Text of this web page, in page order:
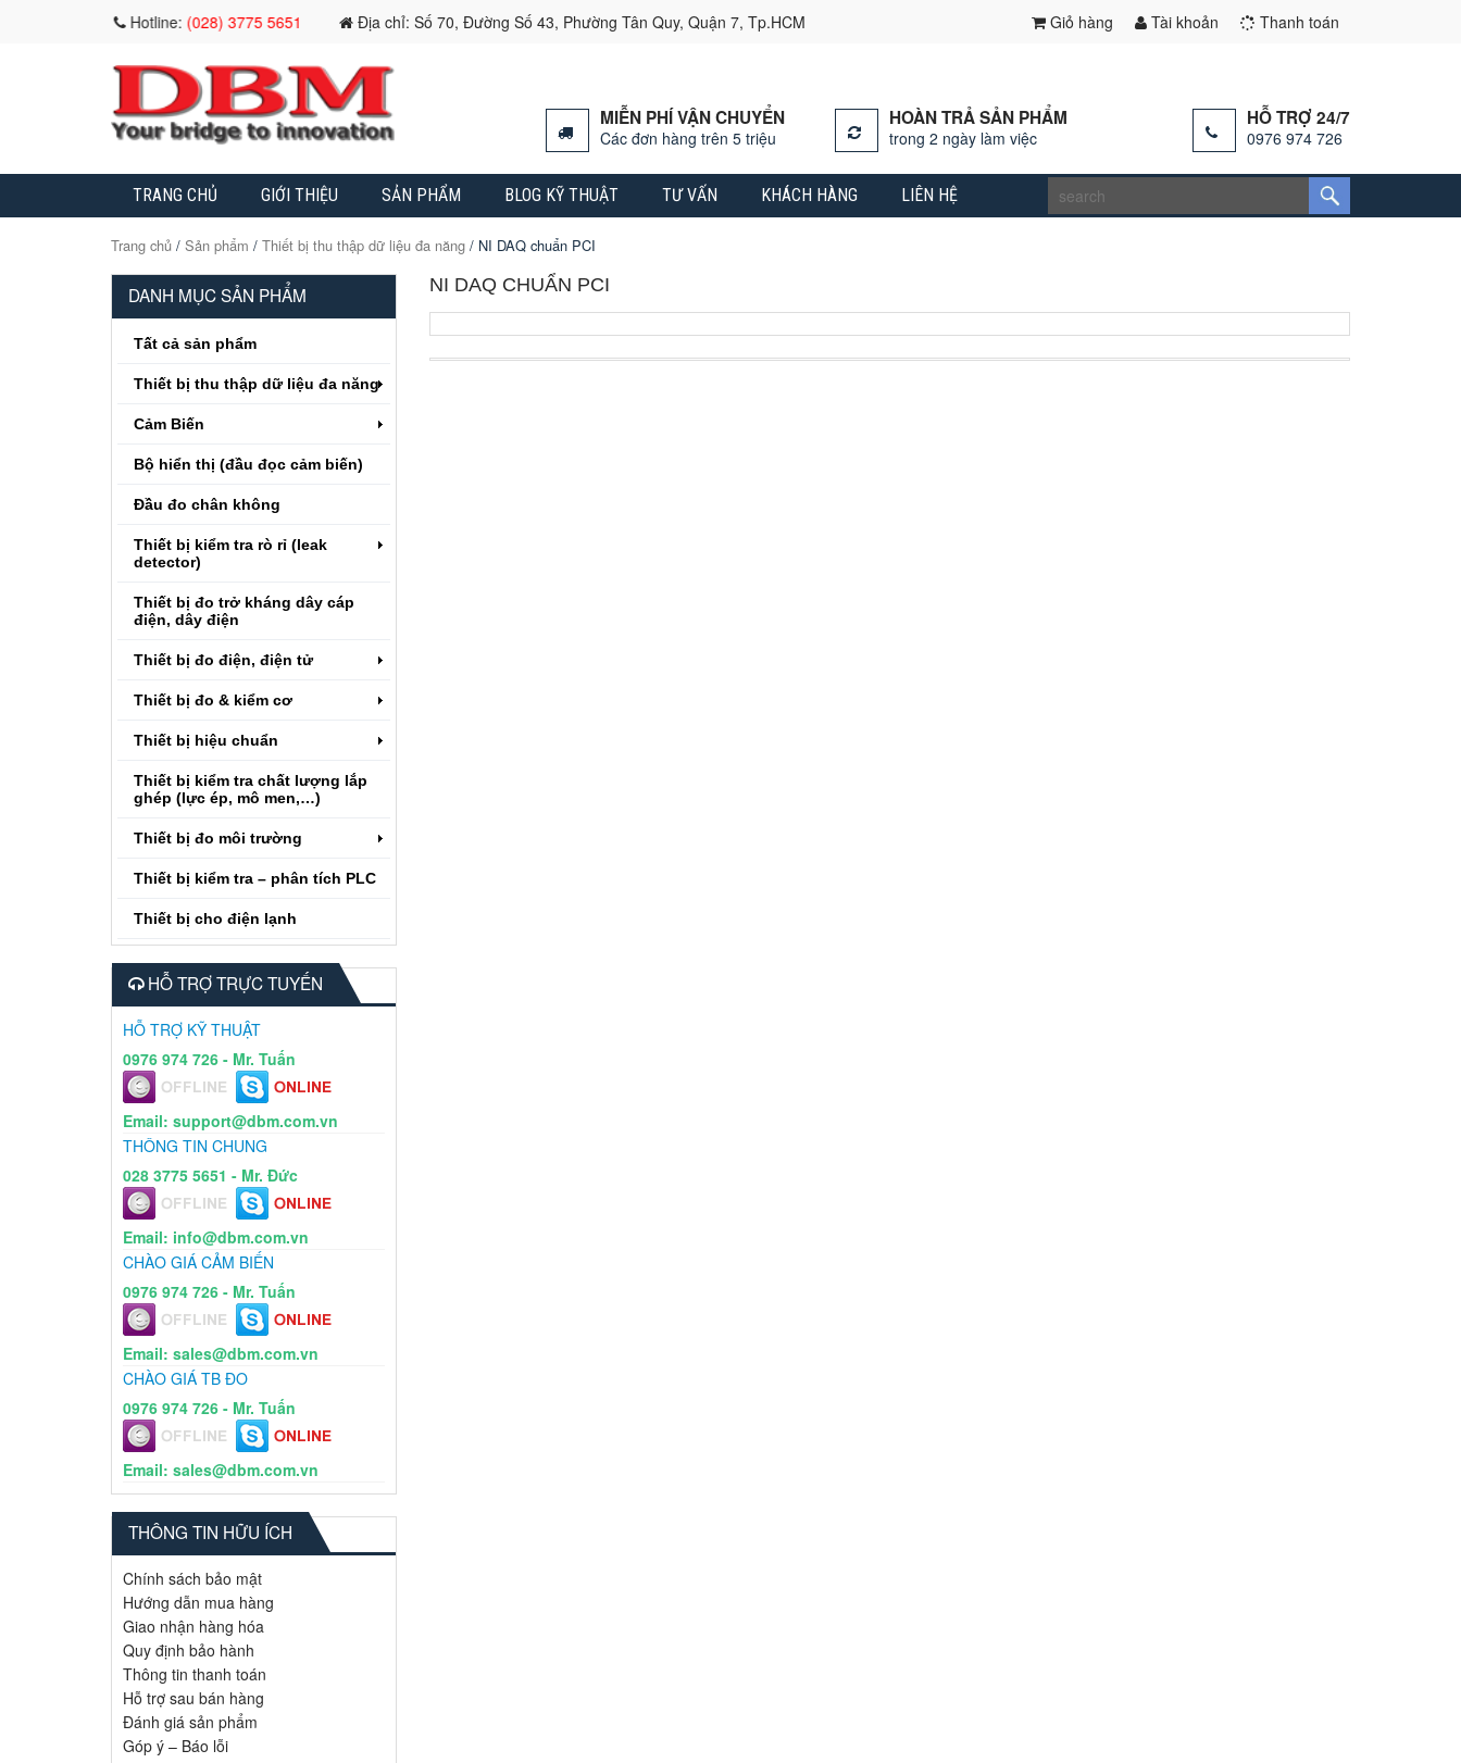
Hotline:(028) 3775 5651 Địa chỉ: Số 70, Đường Số 43, Phường Tân Quy, Quận 7, Tp.HCM Giỏ hàng Tài khoản Thanh toán
MIỄN PHÍ VẬN CHUYỂN
Các đơn hàng trên 5 triệu
HOÀN TRẢ SẢN PHẨM
trong 2 ngày làm việc
HỖ TRỢ 24/7
0976 974 726
TRANG CHỦ GIỚI THIỆU SẢN PHẨM BLOG KỸ THUẬT TƯ VẤN KHÁCH HÀNG LIÊN HỆ
Trang chủ / Sản phẩm / Thiết bị thu thập dữ liệu đa năng / NI DAQ chuẩn PCI
DANH MỤC SẢN PHẨM
Tất cả sản phẩm
Thiết bị thu thập dữ liệu đa năng
Cảm Biến
Bộ hiển thị (đầu đọc cảm biến)
Đầu đo chân không
Thiết bị kiểm tra rò rỉ (leak
detector)
Thiết bị đo trở kháng dây cáp
điện, dây điện
Thiết bị đo điện, điện tử
Thiết bị đo & kiểm cơ
Thiết bị hiệu chuẩn
Thiết bị kiểm tra chất lượng lắp
ghép (lực ép, mô men,…)
Thiết bị đo môi trường
Thiết bị kiểm tra – phân tích PLC
Thiết bị cho điện lạnh
HỖ TRỢ TRỰC TUYẾN
HỖ TRỢ KỸ THUẬT
0976 974 726 - Mr. Tuấn
Email: support@dbm.com.vn
THÔNG TIN CHUNG
028 3775 5651 - Mr. Đức
Email: info@dbm.com.vn
CHÀO GIÁ CẢM BIẾN
0976 974 726 - Mr. Tuấn
Email: sales@dbm.com.vn
CHÀO GIÁ TB ĐO
0976 974 726 - Mr. Tuấn
Email: sales@dbm.com.vn
THÔNG TIN HỮU ÍCH
Chính sách bảo mật
Hướng dẫn mua hàng
Giao nhận hàng hóa
Quy định bảo hành
Thông tin thanh toán
Hỗ trợ sau bán hàng
Đánh giá sản phẩm
Góp ý – Báo lỗi
NI DAQ CHUẨN PCI